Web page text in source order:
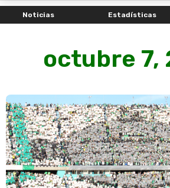
Noticias Estadísticas
octubre 7,